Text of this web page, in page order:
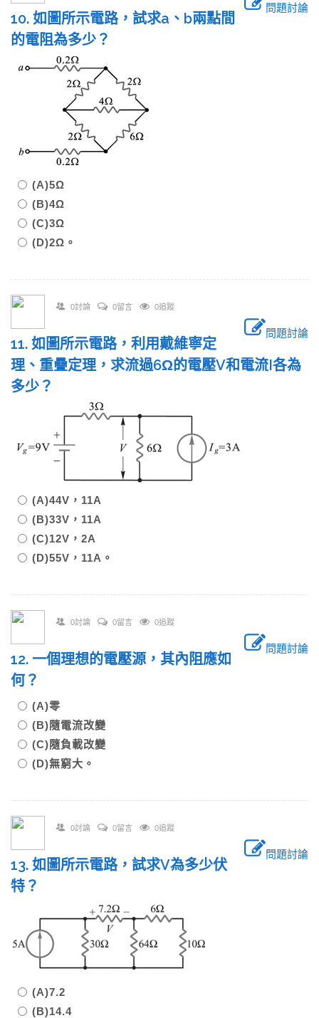
問題討論
10. 如圖所示電路，試求a、b兩點間
的電阻為多少？
(A)5Ω
(B)4Ω
(C)3Ω
(D)2Ω。
0討論 0留言 0追蹤
問題討論
11. 如圖所示電路，利用戴維寧定
理、重疊定理，求流過6Ω的電壓V和電流I各為
多少？
(A)44V，11A
(B)33V，11A
(C)12V，2A
(D)55V，11A。
0討論 0留言 0追蹤
問題討論
12. 一個理想的電壓源，其內阻應如
何？
(A)零
(B)隨電流改變
(C)隨負載改變
(D)無窮大。
0討論 0留言 0追蹤
問題討論
13. 如圖所示電路，試求V為多少伏
特？
(A)7.2
(B)14.4